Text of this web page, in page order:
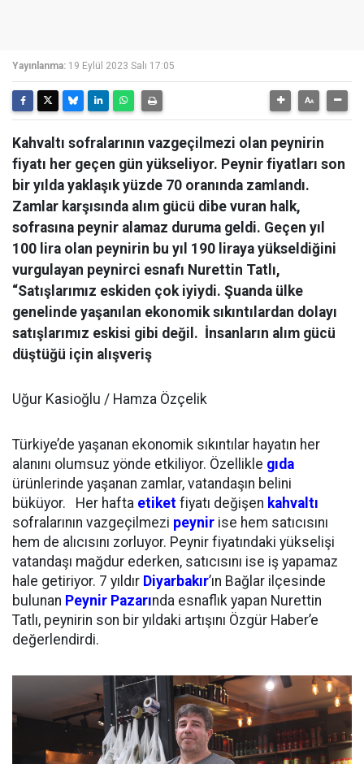
Yayınlanma: 19 Eylül 2023 Salı 17:05
Kahvaltı sofralarının vazgeçilmezi olan peynirin
fiyatı her geçen gün yükseliyor. Peynir fiyatları son
bir yılda yaklaşık yüzde 70 oranında zamlandı.
Zamlar karşısında alım gücü dibe vuran halk,
sofrasına peynir alamaz duruma geldi. Geçen yıl
100 lira olan peynirin bu yıl 190 liraya yükseldiğini
vurgulayan peynirci esnafı Nurettin Tatlı,
“Satışlarımız eskiden çok iyiydi. Şuanda ülke
genelinde yaşanılan ekonomik sıkıntılardan dolayı
satışlarımız eskisi gibi değil. İnsanların alım gücü
düştüğü için alışveriş
Uğur Kasioğlu / Hamza Özçelik
Türkiye’de yaşanan ekonomik sıkıntılar hayatın her
alanını olumsuz yönde etkiliyor. Özellikle gıda
ürünlerinde yaşanan zamlar, vatandaşın belini
büküyor. Her hafta etiket fiyatı değişen kahvaltı
sofralarının vazgeçilmezi peynir ise hem satıcısını
hem de alıcısını zorluyor. Peynir fiyatındaki yükselişi
vatandaşı mağdur ederken, satıcısını ise iş yapamaz
hale getiriyor. 7 yıldır Diyarbakır’ın Bağlar ilçesinde
bulunan Peynir Pazarında esnaflık yapan Nurettin
Tatlı, peynirin son bir yıldaki artışını Özgür Haber’e
değerlendirdi.